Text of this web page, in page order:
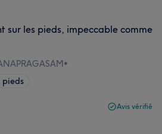
sur les pieds, impeccable comme
•
pieds
Avis vérifié